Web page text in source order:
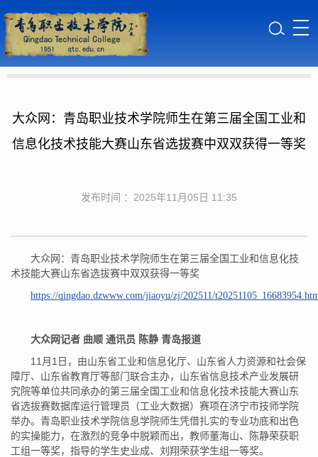
大众网：青岛职业技术学院师生在第三届全国工业和
信息化技术技能大赛山东省选拔赛中双双获得一等奖
发布时间 ：2025年11月05日 11:35
大众网：青岛职业技术学院师生在第三届全国工业和信息化技
术技能大赛山东省选拔赛中双双获得一等奖
https://qingdao.dzwww.com/jiaoyu/zj/202511/
大众网记者 曲顺 通讯员 陈静 青岛报道
11月1日，由山东省工业和信息化厅、山东省人力资源和社会保
障厅、山东省教育厅等部门联合主办，山东省信息技术产业发展研
究院等单位共同承办的第三届全国工业和信息化技术技能大赛山东
省选拔赛数据库运行管理员（工业大数据）赛项在济宁市技师学院
举办。青岛职业技术学院信息学院师生凭借扎实的专业功底和出色
的实操能力，在激烈的竞争中脱颖而出，教师董海山、陈静荣获职
工组一等奖，指导的学生史业成、刘翔荣获学生组一等奖。